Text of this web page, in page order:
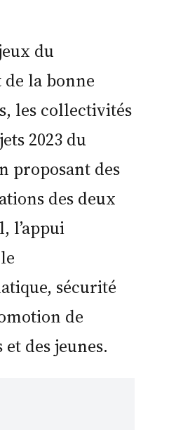
du
la bonne
les collectivités
2023 du
proposant des
des deux
l’appui
sécurité
de
des jeunes.